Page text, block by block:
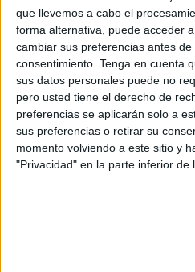
que llevemos a cabo el
forma alternativa, puede acceder
cambiar sus preferencias antes
consentimiento. Tenga en cuenta
sus datos personales puede no
pero usted tiene el derecho de
preferencias se aplicarán solo a
sus preferencias o retirar su
momento volviendo a este sitio y
"Privacidad" en la parte inferior de
apuntando al Mediterráneo,
que descendía casi hasta la
La elección del
edificación se ubicó aquí
litoral es por donde venían
diferentes enemigos que ha
del tiempo”, explica Plata.